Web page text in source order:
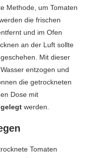
Methode, um Tomaten
die frischen
und im Ofen
an der Luft sollte
Mit dieser
entzogen und
die getrockneten
Dose mit
werden.
Tomaten